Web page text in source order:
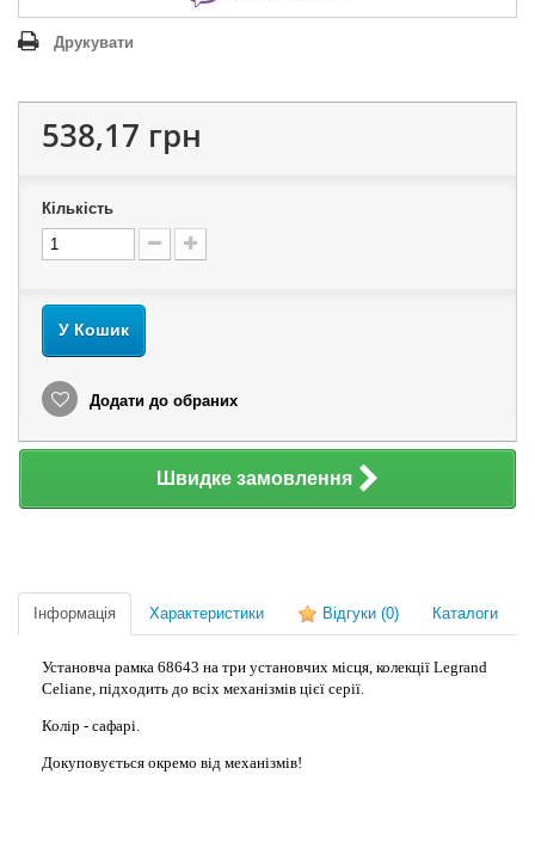
Друкувати
538,17 грн
Кількість
У Кошик
Додати до обраних
Швидке замовлення
Інформація Характеристики Відгуки (0) Каталоги
Установча рамка 68643 на три установчих місця, колекції Legrand
Celiane, підходить до всіх механізмів цієї серії.
Колір - сафарі.
Докуповується окремо від механізмів!